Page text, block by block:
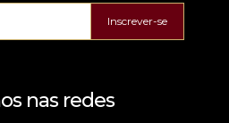
Inscrever-se
nas redes